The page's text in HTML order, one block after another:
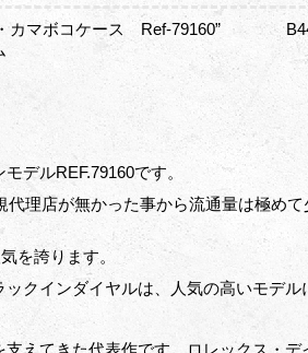
カマボコケース Ref-79160”
デルREF.79160です。
理店が無かった事から流通量は極め
を誇ります。
クインダイヤルは、人気の高いモデル